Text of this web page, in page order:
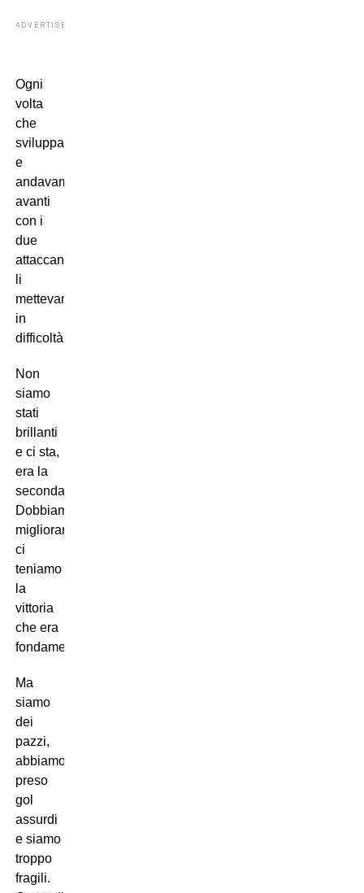
ADVERTISEMENT
Ogni
volta
che
sviluppavamo
e
andavamo
avanti
con i
due
attaccanti
li
mettevamo
in
difficoltà.
Non
siamo
stati
brillanti
e ci sta,
era la
seconda.
Dobbiamo
migliorare,
ci
teniamo
la
vittoria
che era
fondamentale.
Ma
siamo
dei
pazzi,
abbiamo
preso
gol
assurdi
e siamo
troppo
fragili.